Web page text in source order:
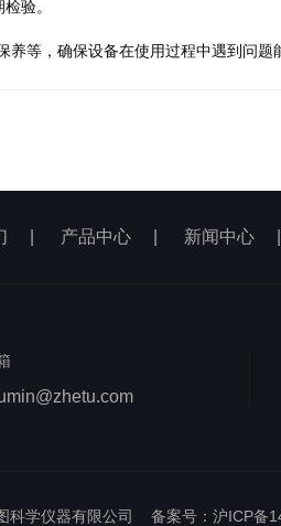
验。
等，确保设备在使用过程中遇到问题
产品中心 新闻中心
科学仪器有限公司 备案号：沪ICP备